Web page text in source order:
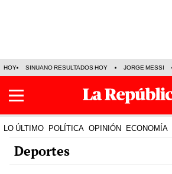
HOY SINUANO RESULTADOS HOY JORGE MESSI
LO ÚLTIMO POLÍTICA OPINIÓN ECONOMÍA
Deportes